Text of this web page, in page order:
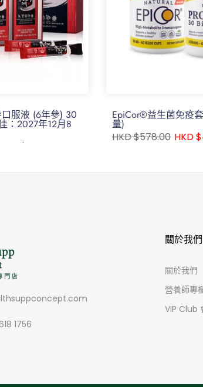
服液 (6年參) 30
：2027年12月8
HKD $288.00
EpiCor®益生菌免疫
量)
HKD $578.00 HKD
1756
關於我們
關於我們
營養師專
VIP Club